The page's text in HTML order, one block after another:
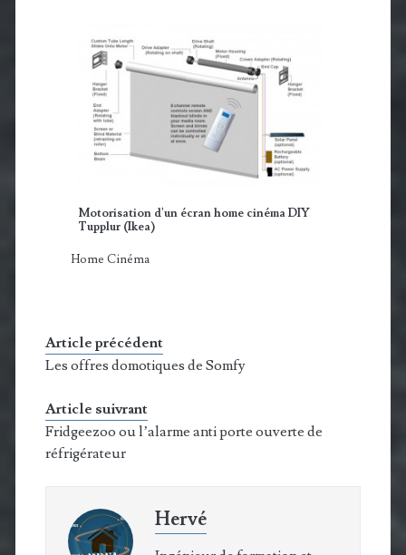
Motorisation d'un écran home cinéma DIY
Tupplur (Ikea)
Home Cinéma
Article précédent
Les offres domotiques de Somfy
Article suivrant
Fridgeezoo ou l’alarme anti porte ouverte de
réfrigérateur
Hervé